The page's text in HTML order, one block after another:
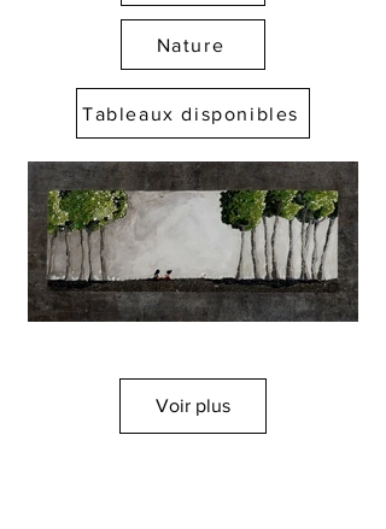
Nature
Tableaux disponibles
Voir plus